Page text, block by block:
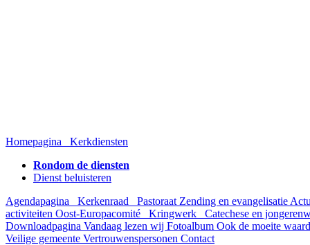
Homepagina
Kerkdiensten
Rondom de diensten
Dienst beluisteren
Agendapagina
Kerkenraad Pastoraat Zending en evangelisatie
activiteiten Oost-Europacomité Kringwerk
Catechese en
Downloadpagina Vandaag lezen wij Fotoalbum Ook de moeite
Veilige gemeente Vertrouwenspersonen Contact